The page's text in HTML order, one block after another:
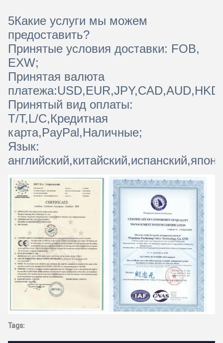
5Какие услуги мы можем
предоставить?
Принятые условия доставки: FOB,
EXW;
Принятая валюта
Принятый вид оплаты:
T/T,L/C,Кредитная
карта,PayPal,Наличные;
Язык:
Tags: